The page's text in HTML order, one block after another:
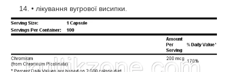
• лікування вугрової висипки.